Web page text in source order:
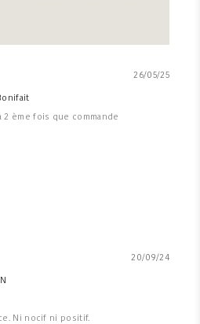
26/05/25
2 ème fois que commande
20/09/24
Ni nocif ni positif.